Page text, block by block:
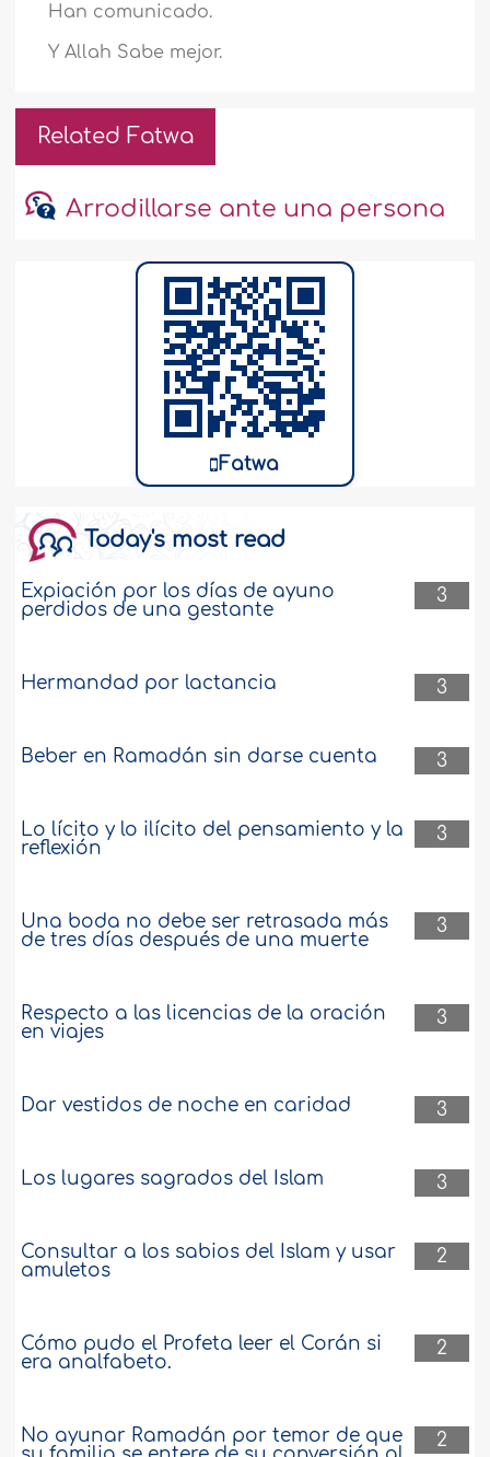
Han comunicado.
Y Allah Sabe mejor.
Related Fatwa
Arrodillarse ante una persona
Fatwa
Today's most read
3
Expiación por los días de ayuno
perdidos de una gestante
3
Hermandad por lactancia
3
Beber en Ramadán sin darse cuenta
3
Lo lícito y lo ilícito del pensamiento y la
reflexión
3
Una boda no debe ser retrasada más
de tres días después de una muerte
3
Respecto a las licencias de la oración
en viajes
3
Dar vestidos de noche en caridad
3
Los lugares sagrados del Islam
2
Consultar a los sabios del Islam y usar
amuletos
2
Cómo pudo el Profeta leer el Corán si
era analfabeto.
2
No ayunar Ramadán por temor de que